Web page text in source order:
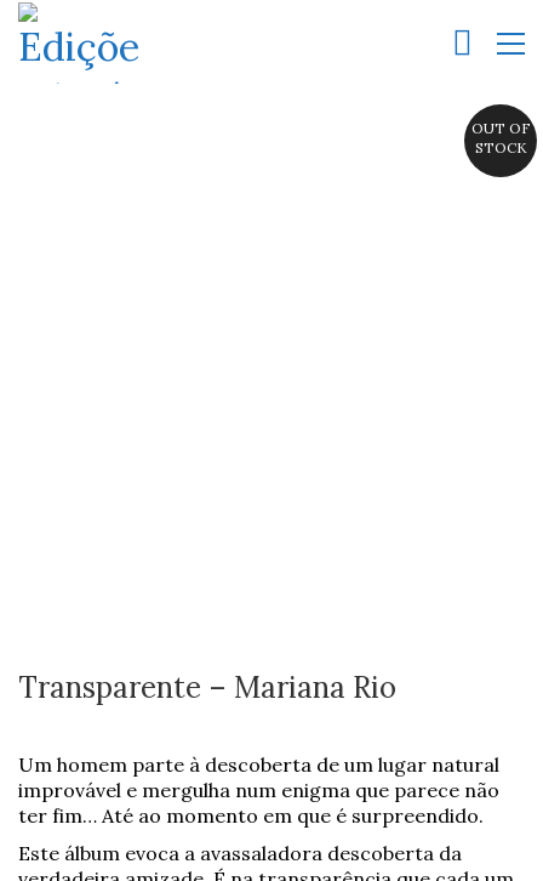
OUT OF
STOCK
Transparente – Mariana Rio
Um homem parte à descoberta de um lugar natural
improvável e mergulha num enigma que parece não
ter fim… Até ao momento em que é surpreendido.
Este álbum evoca a avassaladora descoberta da